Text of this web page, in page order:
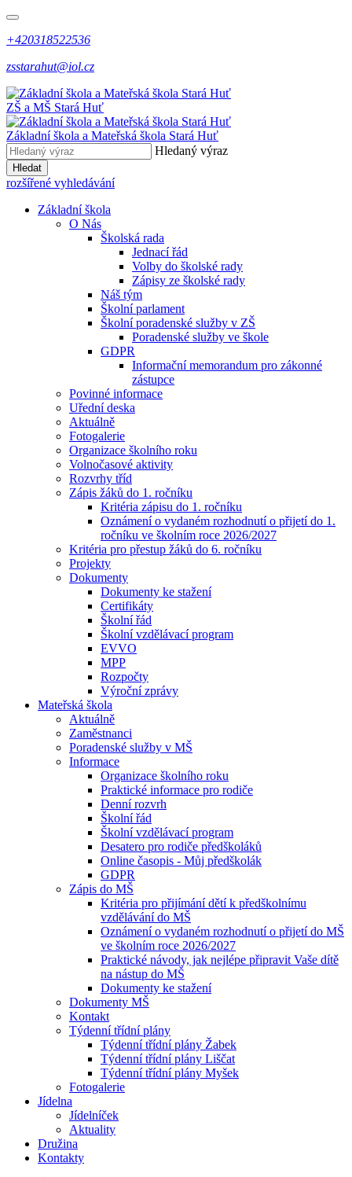
+420318522536
zsstarahut@iol.cz
ZŠ a MŠ Stará Huť
Základní škola a Mateřská škola Stará Huť
Hledaný výraz
Hledat
rozšířené vyhledávání
Základní škola
O Nás
Školská rada
Jednací řád
Volby do školské rady
Zápisy ze školské rady
Náš tým
Školní parlament
Školní poradenské služby v ZŠ
Poradenské služby ve škole
GDPR
Informační memorandum pro zákonné
zástupce
Povinné informace
Uřední deska
Aktuálně
Fotogalerie
Organizace školního roku
Volnočasové aktivity
Rozvrhy tříd
Zápis žáků do 1. ročníku
Kritéria zápisu do 1. ročníku
Oznámení o vydaném rozhodnutí o přijetí do 1.
ročníku ve školním roce 2026/2027
Kritéria pro přestup žáků do 6. ročníku
Projekty
Dokumenty
Dokumenty ke stažení
Certifikáty
Školní řád
Školní vzdělávací program
EVVO
MPP
Rozpočty
Výroční zprávy
Mateřská škola
Aktuálně
Zaměstnanci
Poradenské služby v MŠ
Informace
Organizace školního roku
Praktické informace pro rodiče
Denní rozvrh
Školní řád
Školní vzdělávací program
Desatero pro rodiče předškoláků
Online časopis - Můj předškolák
GDPR
Zápis do MŠ
Kritéria pro přijímání dětí k předškolnímu
vzdělávání do MŠ
Oznámení o vydaném rozhodnutí o přijetí do MŠ
ve školním roce 2026/2027
Praktické návody, jak nejlépe připravit Vaše dítě
na nástup do MŠ
Dokumenty ke stažení
Dokumenty MŠ
Kontakt
Týdenní třídní plány
Týdenní třídní plány Žabek
Týdenní třídní plány Liščat
Týdenní třídní plány Myšek
Fotogalerie
Jídelna
Jídelníček
Aktuality
Družina
Kontakty